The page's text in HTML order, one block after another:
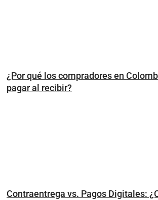
¿Por qué los compradores en
pagar al recibir?
Contraentrega vs. Pagos Digitales: